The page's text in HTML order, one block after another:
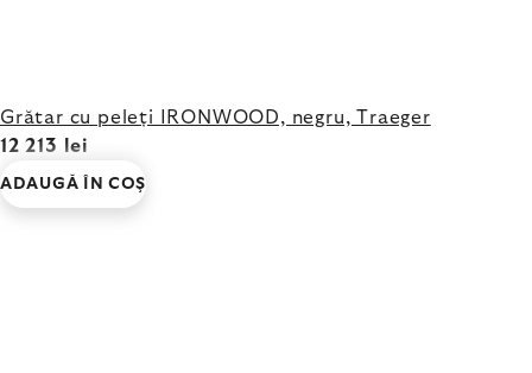
Grătar cu peleți IRONWOOD, negru, Traeger
12 213 lei
ADAUGĂ ÎN COŞ